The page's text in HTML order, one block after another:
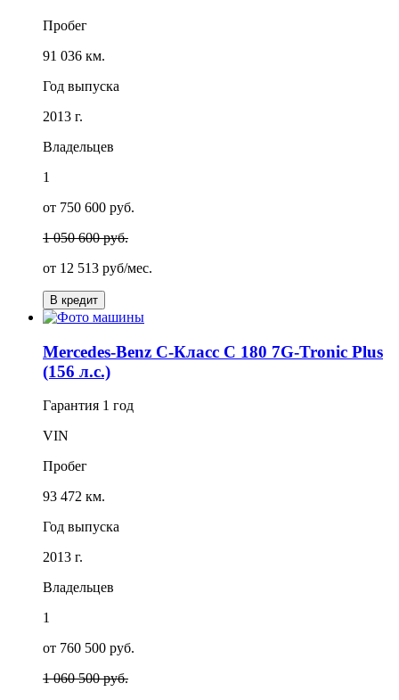
Пробег
91 036 км.
Год выпуска
2013 г.
Владельцев
1
от 750 600 руб.
1 050 600 руб.
от 12 513 руб/мес.
В кредит
Mercedes-Benz C-Класс C 180 7G-Tronic Plus
(156 л.с.)
Гарантия 1 год
VIN
Пробег
93 472 км.
Год выпуска
2013 г.
Владельцев
1
от 760 500 руб.
1 060 500 руб.